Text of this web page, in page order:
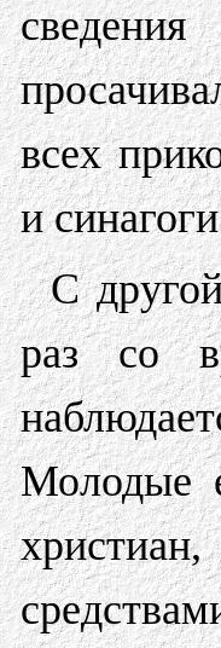
всех
и
С
раз со
Молодые